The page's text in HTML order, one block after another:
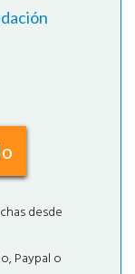
desde
Paypal o